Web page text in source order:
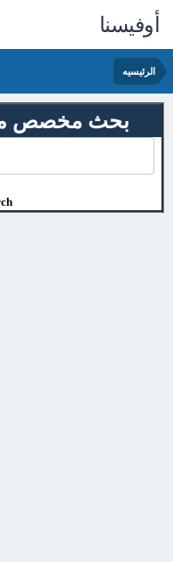
أوفيسنا
الرئيسيه
بحث مخصص